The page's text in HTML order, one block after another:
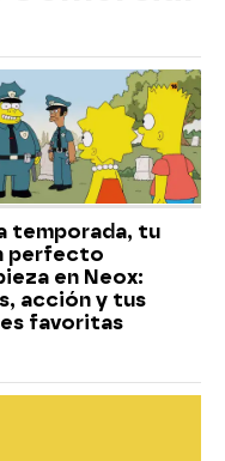
temporada, tu
perfecto
en Neox:
acción y tus
favoritas